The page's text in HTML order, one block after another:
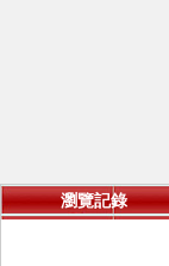
瀏覽記錄